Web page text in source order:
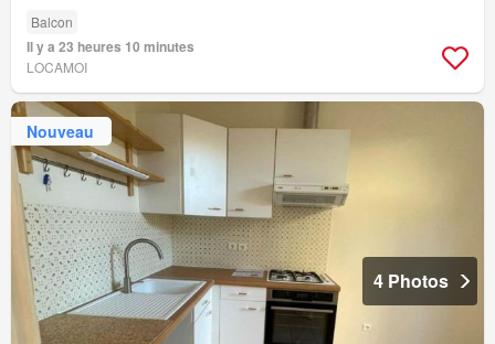
Balcon
Il y a 23 heures 10 minutes
LOCAMOI
Nouveau
4 Photos